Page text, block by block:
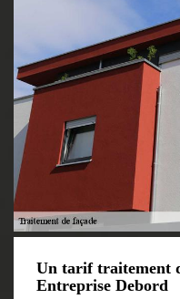
Un tarif traitement
Entreprise Debord